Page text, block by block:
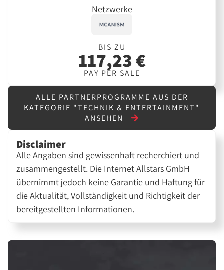
Netzwerke
BIS ZU
117,23 €
PAY PER SALE
ALLE PARTNERPROGRAMME AUS DER
KATEGORIE "TECHNIK & ENTERTAINMENT"
ANSEHEN
Disclaimer
Alle Angaben sind gewissenhaft recherchiert und
zusammengestellt. Die Internet Allstars GmbH
übernimmt jedoch keine Garantie und Haftung für
die Aktualität, Vollständigkeit und Richtigkeit der
bereitgestellten Informationen.